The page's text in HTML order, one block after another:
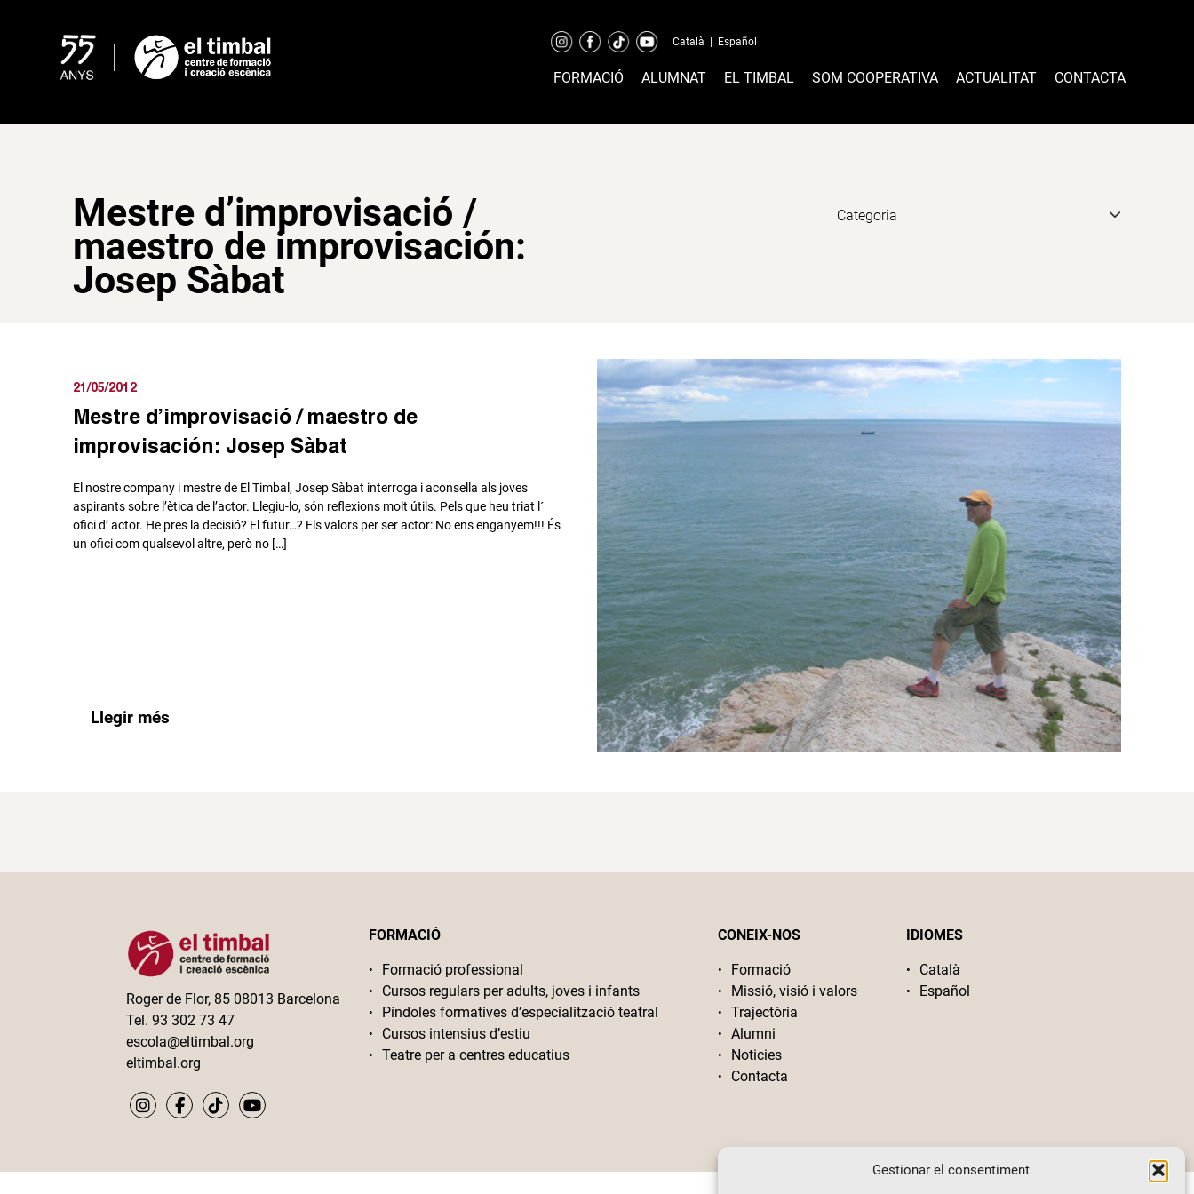
Gestionar el consentiment
Català Español
FORMACIÓ ALUMNAT EL TIMBAL SOM COOPERATIVA ACTUALITAT CONTACTA
Mestre d’improvisació /
maestro de improvisación:
Josep Sàbat
21/05/2012
Mestre d’improvisació / maestro de
improvisación: Josep Sàbat
El nostre company i mestre de El Timbal, Josep Sàbat interroga i aconsella als joves
aspirants sobre l’ètica de l’actor. Llegiu-lo, són reflexions molt útils. Pels que heu triat l´
ofici d’ actor. He pres la decisió? El futur…? Els valors per ser actor: No ens enganyem!!! És
un ofici com qualsevol altre, però no […]
Llegir més
Roger de Flor, 85 08013 Barcelona
Tel. 93 302 73 47
escola@eltimbal.org
eltimbal.org
FORMACIÓ
Formació professional
Cursos regulars per adults, joves i infants
Píndoles formatives d’especialització teatral
Cursos intensius d’estiu
Teatre per a centres educatius
CONEIX-NOS
Formació
Missió, visió i valors
Trajectòria
Alumni
Noticies
Contacta
IDIOMES
Català
Español